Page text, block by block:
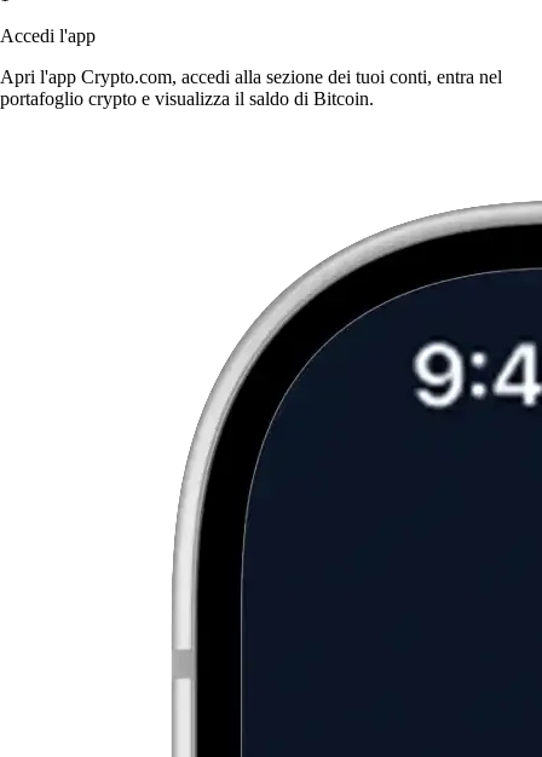
Accedi l'app
Apri l'app Crypto.com, accedi alla sezione dei tuoi conti, entra nel
portafoglio crypto e visualizza il saldo di Bitcoin.